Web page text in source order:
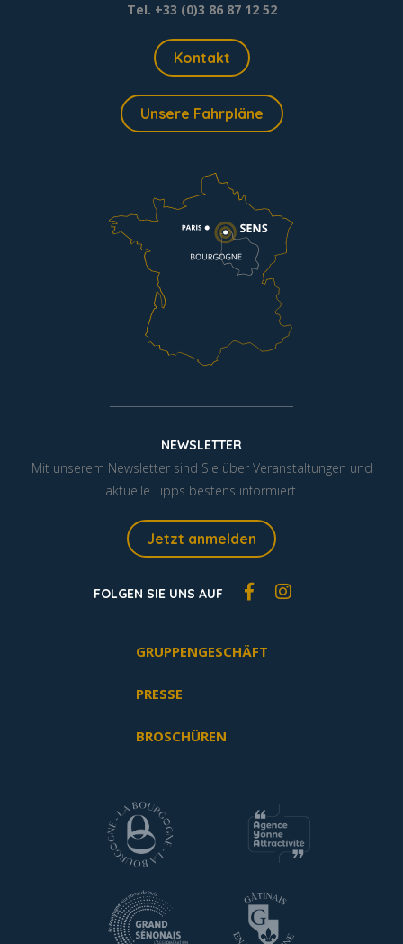
Tel. +33 (0)3 86 87 12 52
Kontakt
Unsere Fahrpläne
NEWSLETTER
Mit unserem Newsletter sind Sie über Veranstaltungen und
aktuelle Tipps bestens informiert.
Jetzt anmelden
FOLGEN SIE UNS AUF
GRUPPENGESCHÄFT
PRESSE
BROSCHÜREN